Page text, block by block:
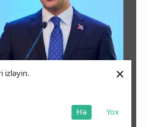
izləyin.
Yox
Hə
×
İsmayılov kimdir? -